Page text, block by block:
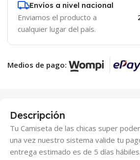
Envíos a nivel nacional
Enviamos el producto a
cualquier lugar del país.
Medios de pago:
Descripción
Tu Camiseta de las chicas super
una vez nuestro sistema valide tu
entrega estimado es de 5 días hábiles.